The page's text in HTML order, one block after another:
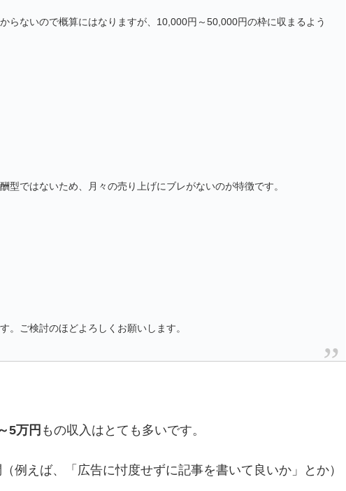
らないので概算にはなりますが、10,000円～50,000円の枠に収まるよう
型ではないため、月々の売り上げにブレがないのが特徴です。
。ご検討のほどよろしくお願いします。
5万円 もの収入はとても多いです。
例えば、「広告に忖度せずに記事を書いて良いか」とか）